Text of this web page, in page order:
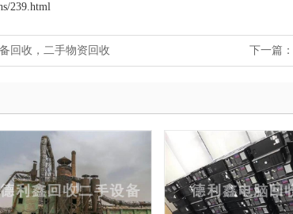
239.html
回收，二手物资回收 下一篇：